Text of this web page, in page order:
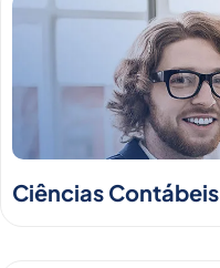
Ciências Contábeis